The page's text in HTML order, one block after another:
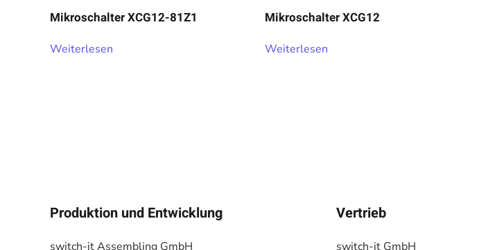
Mikroschalter XCG12-81Z1
Weiterlesen
Mikroschalter XCG12
Weiterlesen
Produktion und Entwicklung
switch-it Assembling GmbH
Vertrieb
switch-it GmbH